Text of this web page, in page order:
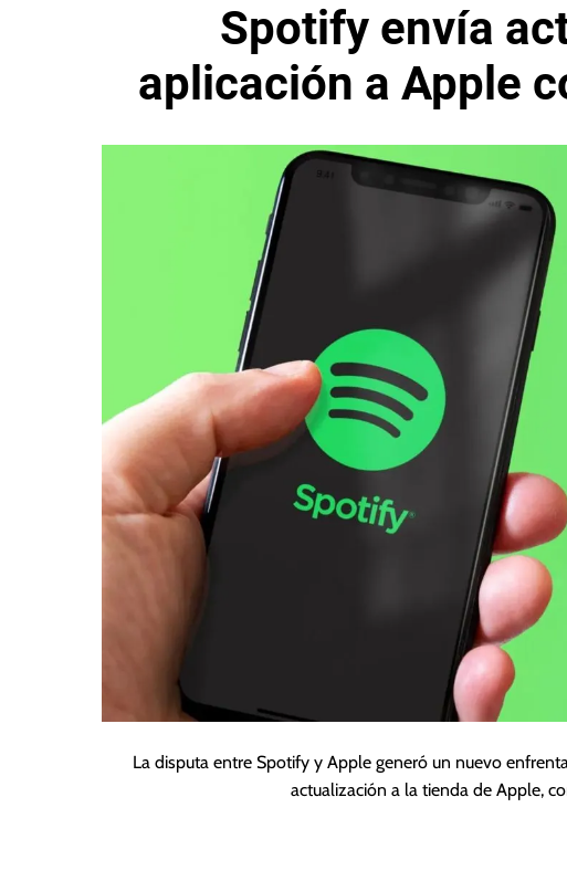
Spotify envía
aplicación a Apple
La disputa entre Spotify y Apple generó un nuevo
actualización a la tienda de Apple,